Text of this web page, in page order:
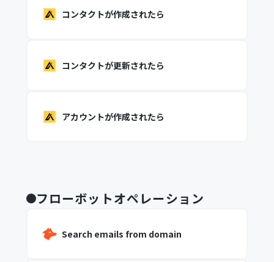
コンタクトが作成されたら
コンタクトが更新されたら
アカウントが作成されたら
フローボットオペレーション
Search emails from domain